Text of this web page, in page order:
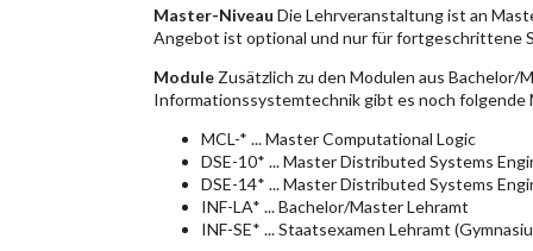
Master-Niveau Die Lehrveranstaltung ist an
Angebot ist optional und nur für fortgeschrittene
ModuleZusätzlich zu den Modulen aus
Informationssystemtechnik gibt es noch folgende
MCL-* ... Master Computational Logic
DSE-10* ... Master Distributed Systems
DSE-14* ... Master Distributed Systems
INF-LA* ... Bachelor/Master Lehramt
INF-SE* ... Staatsexamen Lehramt